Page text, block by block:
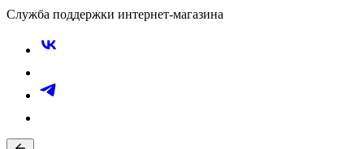
Служба поддержки интернет-магазина